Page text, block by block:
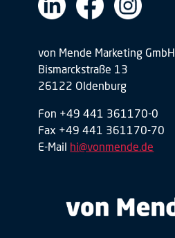
von Mende Marketing GmbH
Bismarckstraße 13
26122 Oldenburg
Fon +49 441 361170-0
Fax +49 441 361170-70
E-Mail hi@vonmende.de